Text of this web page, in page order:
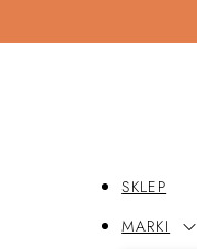
SKLEP
MARKI